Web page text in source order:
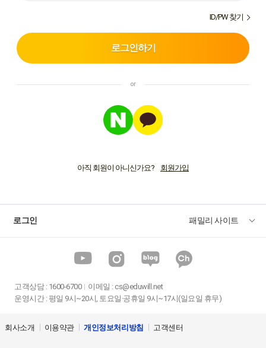
ID/PW 찾기
로그인하기
아직 회원이 아니신가요?
로그인 패밀리 사이트
고객상담: 1600-6700 이메일 : cs@eduwill.net
운영시간 : 평일 9시~20시, 토요일·공휴일 9시~17시(일요일 휴무)
회사소개 이용약관 개인정보처리방침 고객센터